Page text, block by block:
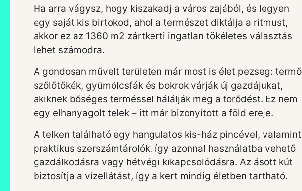
Ha arra vágysz, hogy kiszakadj a város zajából, és legyen
egy saját kis birtokod, ahol a természet diktálja a ritmust,
akkor ez az 1360 m2 zártkerti ingatlan tökéletes választás
lehet számodra.
A gondosan művelt területen már most is élet pezseg: termő
szőlőtőkék, gyümölcsfák és bokrok várják új gazdájukat,
akiknek bőséges terméssel hálálják meg a törődést. Ez nem
egy elhanyagolt telek – itt már bizonyított a föld ereje.
A telken található egy hangulatos kis-ház pincével, valamint
praktikus szerszámtárolók, így azonnal használatba vehető
gazdálkodásra vagy hétvégi kikapcsolódásra. Az ásott kút
biztosítja a vízellátást, így a kert mindig életben tartható.